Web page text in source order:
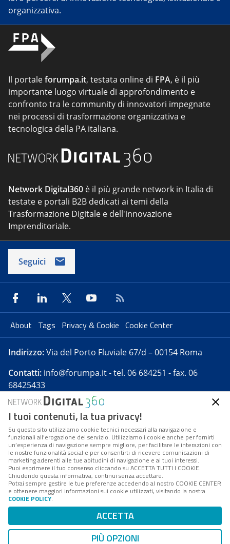
organizzativa.
Il portaleforumpa.it, testata online di FPA, è il più
importante luogo virtuale di approfondimento e
confronto tra le community di innovatori impegnate
nei processi di trasformazione organizzativa e
tecnologica della PA italiana.
Network Digital360 è il più grande network in Italia di
testate e portali B2B dedicati ai temi della
Trasformazione Digitale e dell'innovazione
Imprenditoriale.
Seguici
About Tags Privacy & Cookie Cookie Center
Indirizzo:Via del Porto Fluviale 67/d – 00154 Roma
Contatti: info@forumpa.it- tel. 06 684251 - fax. 06
68425433
Forumpa.itè una pubblicazione telematica iscritta
presso Registro della stampa del Tribunale di Roma -
Reg. n. 182 del 2 maggio 2008 - Direttore resp. Michela
Stentella
FPA s.r.l. è società soggetta a Direzione e
Coordinamento da parte di Digital360 S.p.A. - FPA s.r.l.
è un'azienda certificata per il sistema di management
Codice Fiscale/Partita IVA n. 10693191008 - R.E.A. Roma
n. 1249791. ISP AWS
Mappa del sito
I tuoi contenuti, la tua privacy!
Su questo sito utilizziamo cookie tecnici necessari alla navigazione e
funzionali all’erogazione del servizio. Utilizziamo i cookie anche per fornirti
un’esperienza di navigazione sempre migliore, per facilitare le interazioni con
le nostre funzionalità social e per consentirti di ricevere comunicazioni di
marketing aderenti alle tue abitudini di navigazione e ai tuoi interessi.
Puoi esprimere il tuo consenso cliccando su ACCETTA TUTTI I COOKIE.
Chiudendo questa informativa, continui senza accettare.
Potrai sempre gestire le tue preferenze accedendo al nostro COOKIE CENTER
e ottenere maggiori informazioni sui cookie utilizzati, visitando la nostra
COOKIE POLICY.
ACCETTA
PIÙ OPZIONI